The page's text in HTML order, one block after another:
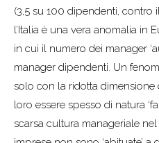
(3,5 su 100 dipendenti, contro
l’Italia è una vera anomalia in
in cui il numero dei manager
manager dipendenti. Un
solo con la ridotta
loro essere spesso di natura
scarsa cultura manageriale